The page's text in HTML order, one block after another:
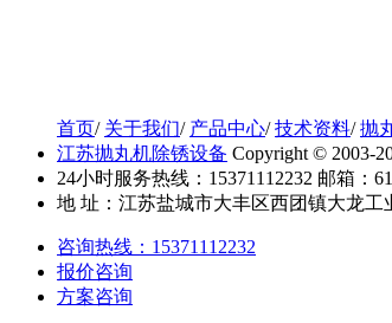
首页/ 关于我们/ 产品中心/技术资料/抛
江苏抛丸机除锈设备 Copyright © 2003-
24小时服务热线：15371112232 邮箱：
地 址：江苏盐城市大丰区西团镇大龙工
咨询热线：15371112232
报价咨询
方案咨询